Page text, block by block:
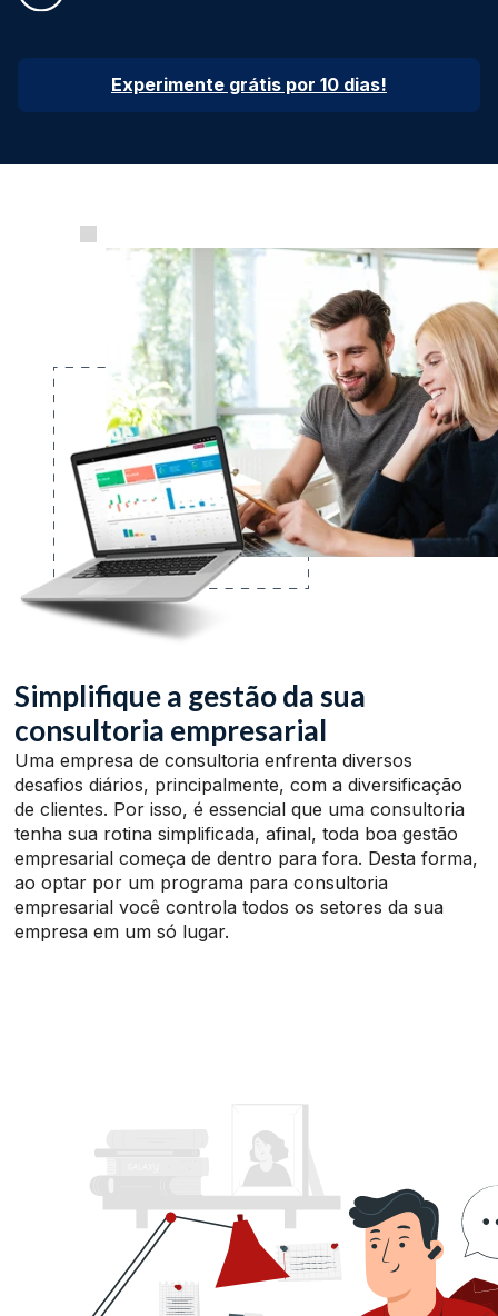
Experimente grátis por 10 dias!
Simplifique a gestão da sua
consultoria empresarial
Uma empresa de consultoria enfrenta diversos
desafios diários, principalmente, com a diversificação
de clientes. Por isso, é essencial que uma consultoria
tenha sua rotina simplificada, afinal, toda boa gestão
empresarial começa de dentro para fora. Desta forma,
ao optar por um programa para consultoria
empresarial você controla todos os setores da sua
empresa em um só lugar.